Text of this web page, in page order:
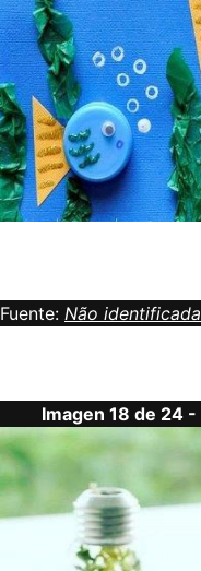
Fuente: Não identificada
Imagen 18 de 24 -